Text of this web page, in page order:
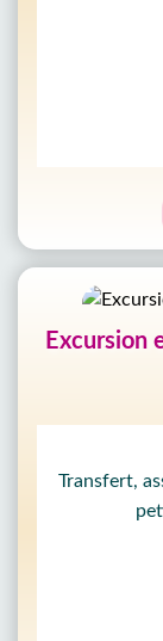
Excursion
Transfert,